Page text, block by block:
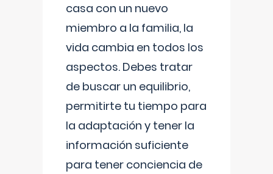
casa con un nuevo
miembro a la familia, la
vida cambia en todos los
aspectos. Debes tratar
de buscar un equilibrio,
permitirte tu tiempo para
la adaptación y tener la
información suficiente
para tener conciencia de